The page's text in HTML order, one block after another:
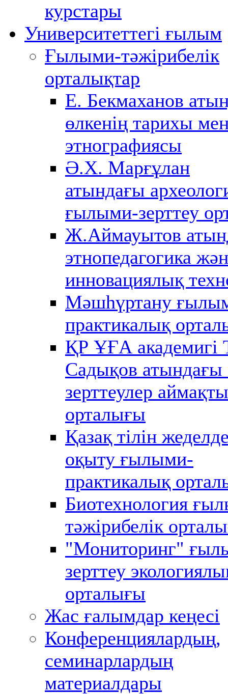
курстары
Университеттегі ғылым
Ғылыми-тәжірибелік
орталықтар
Е. Бекмаханов
өлкенің тарихы
этнографиясы
Ә.Х. Марғұлан
атындағы
ғылыми-зерттеу
Ж.Аймауытов
этнопедагогика
инновациялық
Мәшһүртану
практикалық
ҚР ҰҒА академигі
Садықов атындағы
зерттеулер
орталығы
Қазақ тілін
оқыту ғылыми-
практикалық
Биотехнология
тәжірибелік
"Мониторинг"
зерттеу
орталығы
Жас ғалымдар кеңесі
Конференциялардың,
семинарлардың
материалдары